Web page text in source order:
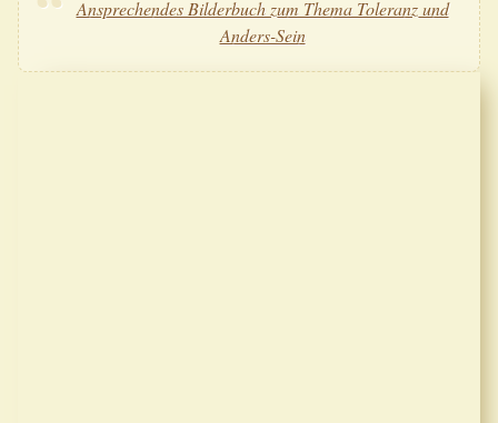
Ansprechendes Bilderbuch zum Thema Toleranz und
Anders-Sein